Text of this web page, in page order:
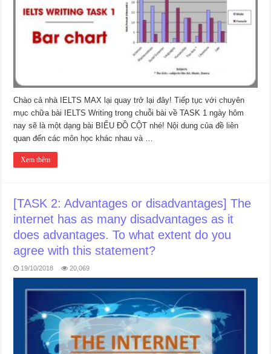
Chào cả nhà IELTS MAX lại quay trở lại đây! Tiếp tục với chuyên
mục chữa bài IELTS Writing trong chuỗi bài về TASK 1 ngày hôm
nay sẽ là một dạng bài BIỂU ĐỒ CỘT nhé! Nội dung của đề liên
quan đến các môn học khác nhau và …
Xem thêm
[TASK 2: Advantages or disadvantages] The
internet has as many disadvantages as it
does advantages. To what extent do you
agree with this statement?
19/10/2018 20,069